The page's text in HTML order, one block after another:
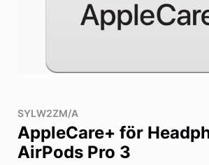
SYLW2ZM/A
AppleCare+ för
AirPods Pro 3